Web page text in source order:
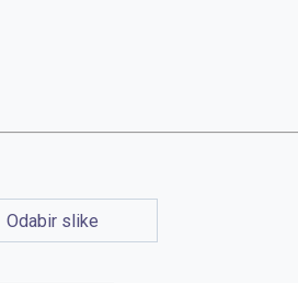
Odabir slike